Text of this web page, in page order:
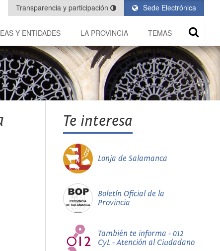
Sede Electrónica
Transparencia y participación
Y ENTIDADES LA PROVINCIA TEMAS
Te interesa
Lonja de Salamanca
Boletín Oficial de la
Provincia
También te informa - 012
CyL - Atención al Ciudadano